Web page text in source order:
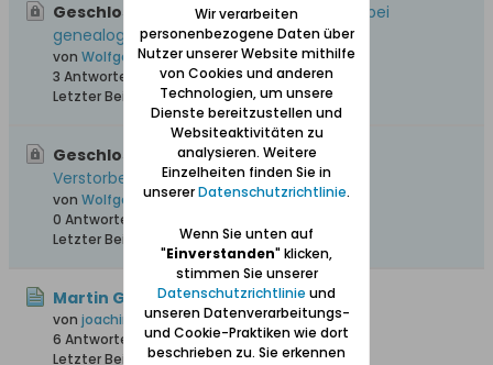
Geschlossen, Wichtig: Bitte unbedingt bei
genealogischen Anfragen beachten
von Wolfgang
3 Antworten
57.555 Hits0 Likes
Letzter Beitrag
28.03.2016, 18:52
Geschlossen, Wichtig: Gesamtliste von
Verstorbenen aus "Unser Danzig"
von Wolfgang
0 Antworten
Letzter Beitrag
12.04.2008, 17:43
Martin Gnoyke oo Anna Maria Gurck
von joachim1
6 Antworten
102 Hits0 Likes
Letzter Beitrag05.08.2026, 10:12
Wir verarbeiten
personenbezogene Daten über
Nutzer unserer Website mithilfe
von Cookies und anderen
Technologien, um unsere
Dienste bereitzustellen und
Websiteaktivitäten zu
analysieren. Weitere
Einzelheiten finden Sie in
unsererDatenschutzrichtlinie.
Wenn Sie unten auf
"Einverstanden" klicken,
stimmen Sie unserer
Datenschutzrichtlinie und
unseren Datenverarbeitungs-
und Cookie-Praktiken wie dort
beschrieben zu. Sie erkennen